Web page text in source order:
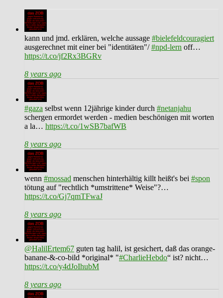
kann und jmd. erklären, welche aussage #bielefeldcouragiert
ausgerechnet mit einer bei "identitäten"/#npd-lern off…
https://t.co/jf2Rx3BGRv
8 years ago
#gaza selbst wenn 12jährige kinder durch #netanjahu
schergen ermordet werden - medien beschönigen mit worten
a la… https://t.co/1wSB7bafWB
8 years ago
wenn #mossad menschen hinterhältig killt heißt's bei #spon
tötung auf "rechtlich *umstrittene* Weise"?…
https://t.co/Gj7qmTFwaJ
8 years ago
@HalilErtem67 guten tag halil, ist gesichert, daß das orange-
banane-&-co-bild *original* "#CharlieHebdo“ ist? nicht…
https://t.co/y4dJoIhubM
8 years ago